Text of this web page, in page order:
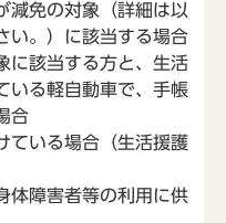
減免の対象（詳細は以
い。）に該当する場合
に該当する方と、生活
いる軽自動車で、手帳
合
ている場合（生活援護
体障害者等の利用に供